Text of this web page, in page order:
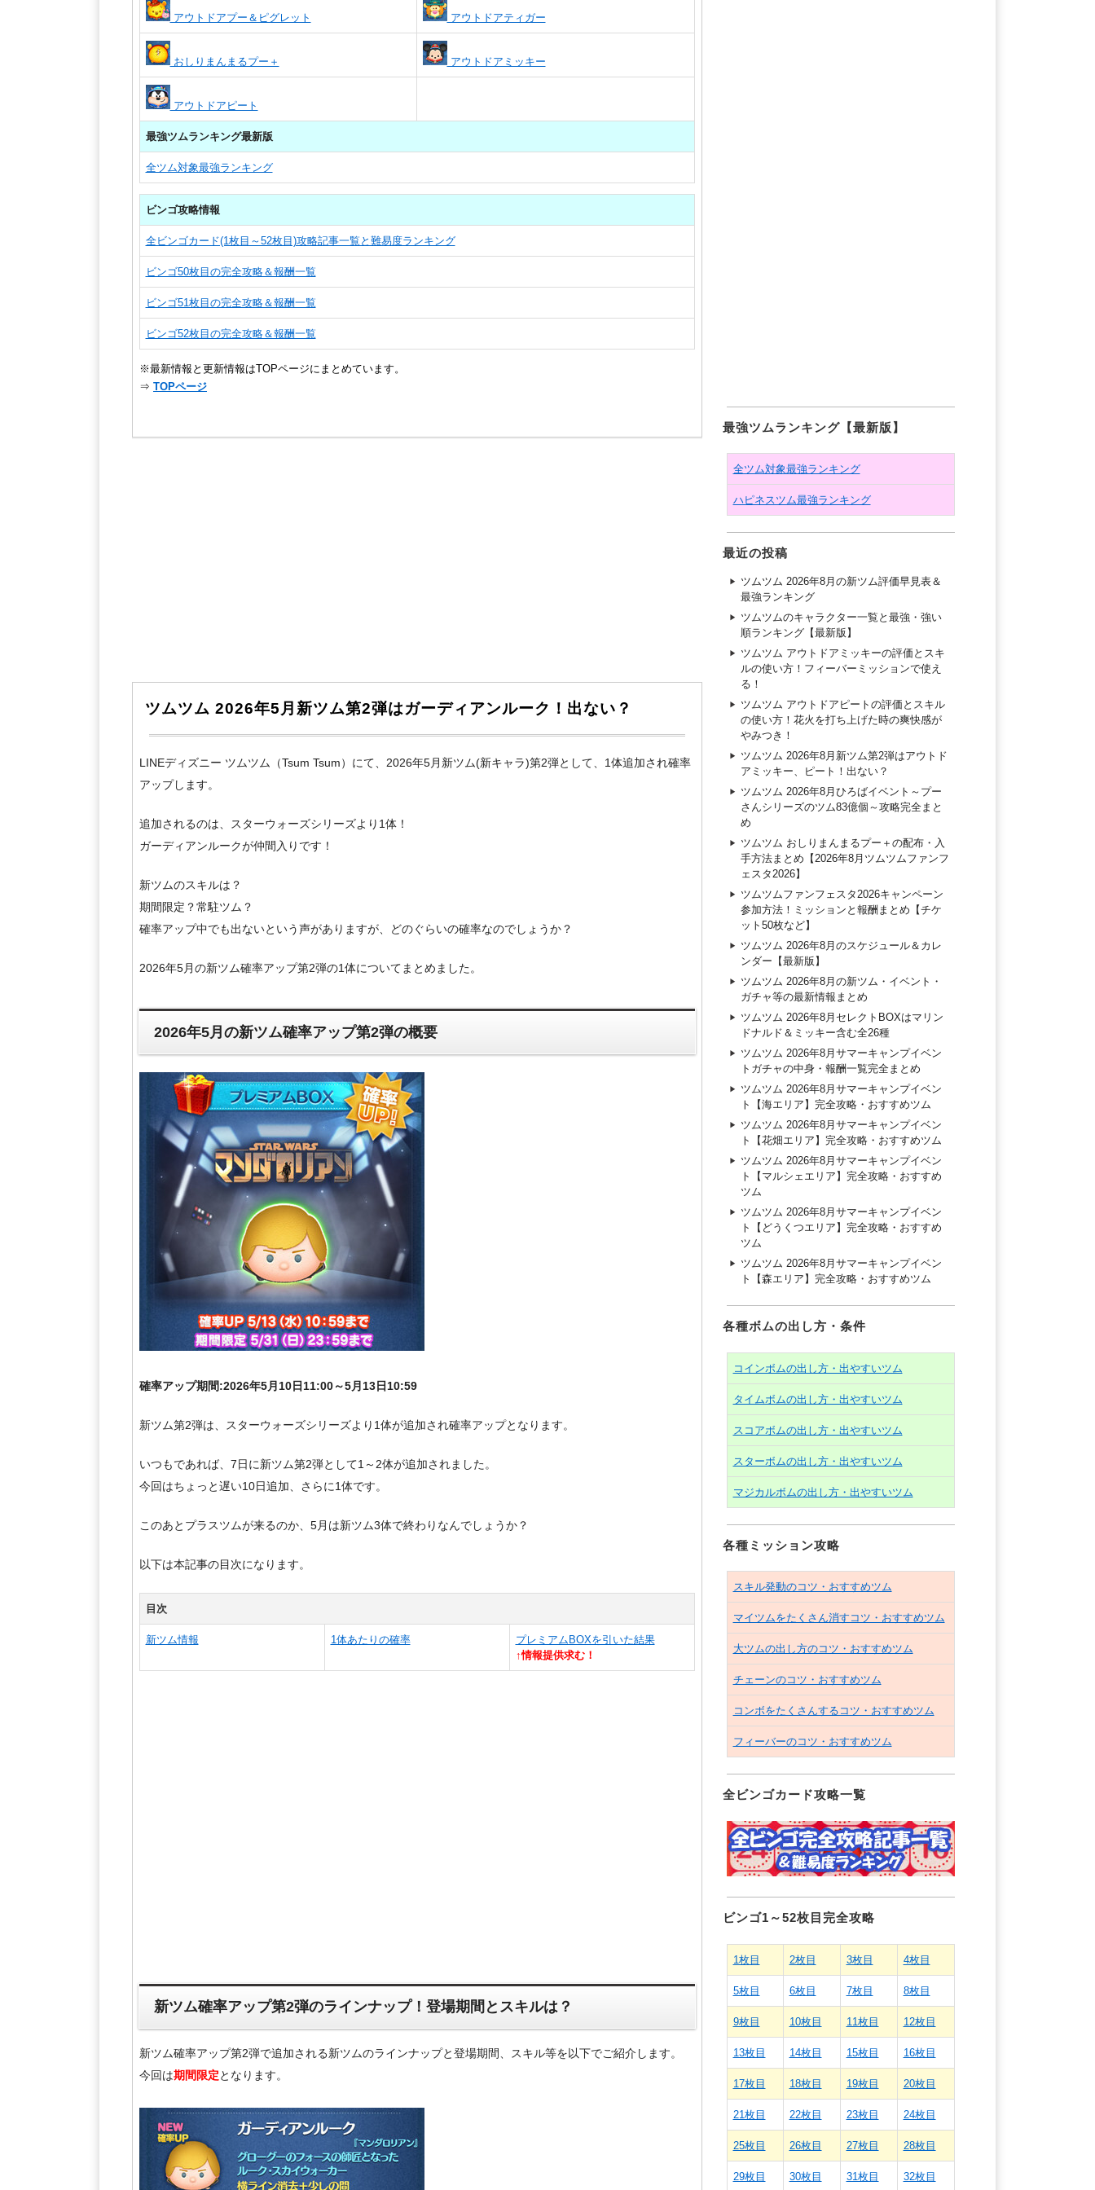
アウトドアプー＆ピグレット アウトドアティガー
おしりまんまるプー＋ アウトドアミッキー
アウトドアピート
最強ツムランキング最新版
全ツム対象最強ランキング
ビンゴ攻略情報
全ビンゴカード(1枚目～52枚目)攻略記事一覧と難易度ランキング
ビンゴ50枚目の完全攻略＆報酬一覧
ビンゴ51枚目の完全攻略＆報酬一覧
ビンゴ52枚目の完全攻略＆報酬一覧
※最新情報と更新情報はTOPページにまとめています。
⇒ TOPページ
ツムツム 2026年5月新ツム第2弾はガーディアンルーク！出ない？
LINEディズニー ツムツム（Tsum Tsum）にて、2026年5月新ツム(新キャラ)第2弾として、1体追加され確率
アップします。
追加されるのは、スターウォーズシリーズより1体！
ガーディアンルークが仲間入りです！
新ツムのスキルは？
期間限定？常駐ツム？
確率アップ中でも出ないという声がありますが、どのぐらいの確率なのでしょうか？
2026年5月の新ツム確率アップ第2弾の1体についてまとめました。
2026年5月の新ツム確率アップ第2弾の概要
確率アップ期間:2026年5月10日11:00～5月13日10:59
新ツム第2弾は、スターウォーズシリーズより1体が追加され確率アップとなります。
いつもであれば、7日に新ツム第2弾として1～2体が追加されました。
今回はちょっと遅い10日追加、さらに1体です。
このあとプラスツムが来るのか、5月は新ツム3体で終わりなんでしょうか？
以下は本記事の目次になります。
目次
新ツム情報 1体あたりの確率
プレミアムBOXを引いた結果
↑情報提供求む！
新ツム確率アップ第2弾のラインナップ！登場期間とスキルは？
新ツム確率アップ第2弾で追加される新ツムのラインナップと登場期間、スキル等を以下でご紹介します。
今回は期間限定となります。
最強ツムランキング【最新版】
全ツム対象最強ランキング
ハピネスツム最強ランキング
最近の投稿
ツムツム 2026年8月の新ツム評価早見表＆
最強ランキング
ツムツムのキャラクター一覧と最強・強い
順ランキング【最新版】
ツムツム アウトドアミッキーの評価とスキ
ルの使い方！フィーバーミッションで使え
る！
ツムツム アウトドアピートの評価とスキル
の使い方！花火を打ち上げた時の爽快感が
やみつき！
ツムツム 2026年8月新ツム第2弾はアウトド
アミッキー、ピート！出ない？
ツムツム 2026年8月ひろばイベント～プー
さんシリーズのツム83億個～攻略完全まと
め
ツムツム おしりまんまるプー＋の配布・入
手方法まとめ【2026年8月ツムツムファンフ
ェスタ2026】
ツムツムファンフェスタ2026キャンペーン
参加方法！ミッションと報酬まとめ【チケ
ット50枚など】
ツムツム 2026年8月のスケジュール＆カレ
ンダー【最新版】
ツムツム 2026年8月の新ツム・イベント・
ガチャ等の最新情報まとめ
ツムツム 2026年8月セレクトBOXはマリン
ドナルド＆ミッキー含む全26種
ツムツム 2026年8月サマーキャンプイベン
トガチャの中身・報酬一覧完全まとめ
ツムツム 2026年8月サマーキャンプイベン
ト【海エリア】完全攻略・おすすめツム
ツムツム 2026年8月サマーキャンプイベン
ト【花畑エリア】完全攻略・おすすめツム
ツムツム 2026年8月サマーキャンプイベン
ト【マルシェエリア】完全攻略・おすすめ
ツム
ツムツム 2026年8月サマーキャンプイベン
ト【どうくつエリア】完全攻略・おすすめ
ツム
ツムツム 2026年8月サマーキャンプイベン
ト【森エリア】完全攻略・おすすめツム
各種ボムの出し方・条件
コインボムの出し方・出やすいツム
タイムボムの出し方・出やすいツム
スコアボムの出し方・出やすいツム
スターボムの出し方・出やすいツム
マジカルボムの出し方・出やすいツム
各種ミッション攻略
スキル発動のコツ・おすすめツム
マイツムをたくさん消すコツ・おすすめツム
大ツムの出し方のコツ・おすすめツム
チェーンのコツ・おすすめツム
コンボをたくさんするコツ・おすすめツム
フィーバーのコツ・おすすめツム
全ビンゴカード攻略一覧
ビンゴ1～52枚目完全攻略
1枚目 2枚目 3枚目 4枚目
5枚目 6枚目 7枚目 8枚目
9枚目 10枚目 11枚目 12枚目
13枚目 14枚目 15枚目 16枚目
17枚目 18枚目 19枚目 20枚目
21枚目 22枚目 23枚目 24枚目
25枚目 26枚目 27枚目 28枚目
29枚目 30枚目 31枚目 32枚目